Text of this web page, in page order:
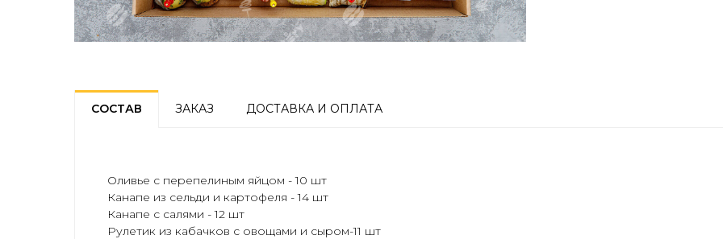
СОСТАВ ЗАКАЗ ДОСТАВКА И ОПЛАТА
Оливье с перепелиным яйцом - 10 шт
Канапе из сельди и картофеля - 14 шт
Канапе с салями - 12 шт
Рулетик из кабачков с овощами и сыром-11 шт